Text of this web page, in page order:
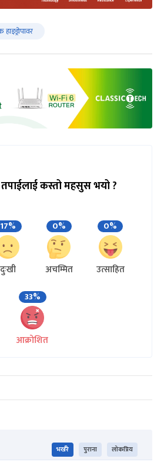
कस्तो महसुस भयो ?
17%
दुःखी
0%
अचम्मित
0%
उत्साहित
33%
आक्रोशित
भर्खरै पुराना लोकप्रिय